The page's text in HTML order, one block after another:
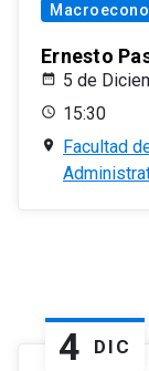
Ernesto
5 de
15:30
Facultad
4 DIC